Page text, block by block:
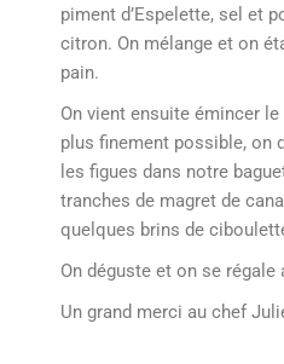
piment d’Espelette, sel et
citron. On mélange et on
pain.
On vient ensuite émincer
plus finement possible, on
les figues dans notre
tranches de magret de
quelques brins de
On déguste et on se
Un grand merci au chef